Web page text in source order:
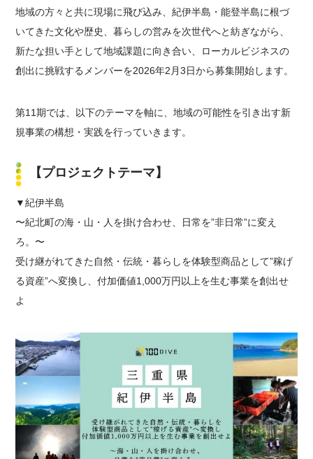
地域の方々と共に現場に飛び込み、紀伊半島・能登半島に根づ
いてきた文化や歴史、暮らしの営みを次世代へと紡ぎながら、
新たな担い手として地域課題に向き合い、ローカルビジネスの
創出に挑戦するメンバーを2026年2月3日から募集開始します。
第11期では、以下のテーマを軸に、地域の可能性を引き出す新
規事業の構想・実践を行っていきます。
【プロジェクトテーマ】
▼紀伊半島
〜紀北町の海・山・人を掛け合わせ、日常を”非日常”に変え
ろ。〜
受け継がれてきた自然・伝統・暮らしを体験型商品として”稼げ
る資産”へ変換し、付加価値1,000万円以上を生む事業を創出せ
よ